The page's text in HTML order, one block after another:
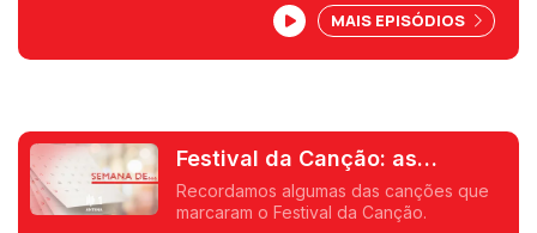
MAIS EPISÓDIOS
Festival da Canção: as
canções do festival -
recordação II
Recordamos algumas das canções que
marcaram o Festival da Canção.